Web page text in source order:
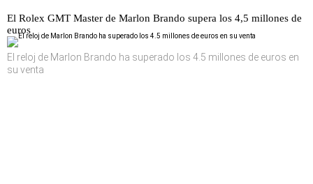
El Rolex GMT Master de Marlon Brando supera los 4,5 millones de
euros
El reloj de Marlon Brando ha superado los 4.5 millones de euros en
su venta